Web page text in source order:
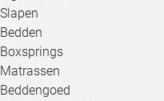
Slapen
Bedden
Boxsprings
Matrassen
Beddengoed